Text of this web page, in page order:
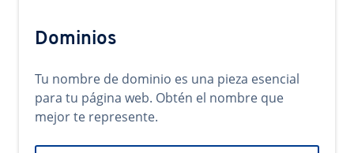
Dominios
Tu nombre de dominio es una pieza esencial
para tu página web. Obtén el nombre que
mejor te represente.